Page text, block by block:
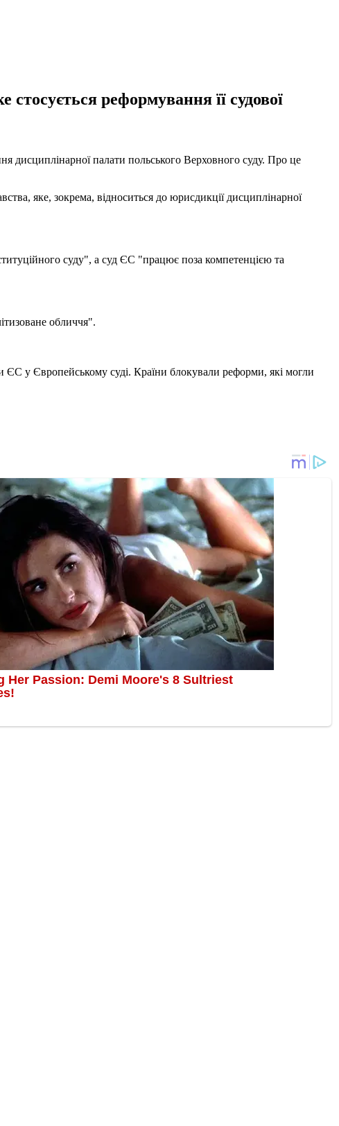
реформування її судової
дисциплінарної палати польського Верховного суду. Про це
яке, зокрема, відноситься до юрисдикції дисциплінарної
суду", а суд ЄС "працює поза компетенцією та
обличчя".
у Європейському суді. Країни блокували реформи, які могли